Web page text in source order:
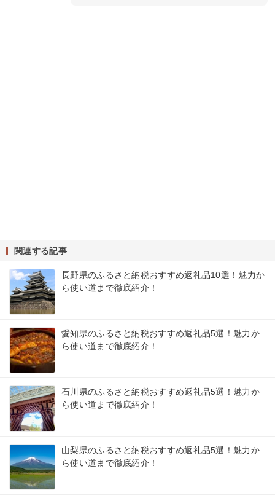
関連する記事
長野県のふるさと納税おすすめ返礼品10選！魅力か
ら使い道まで徹底紹介！
愛知県のふるさと納税おすすめ返礼品5選！魅力か
ら使い道まで徹底紹介！
石川県のふるさと納税おすすめ返礼品5選！魅力か
ら使い道まで徹底紹介！
山梨県のふるさと納税おすすめ返礼品5選！魅力か
ら使い道まで徹底紹介！